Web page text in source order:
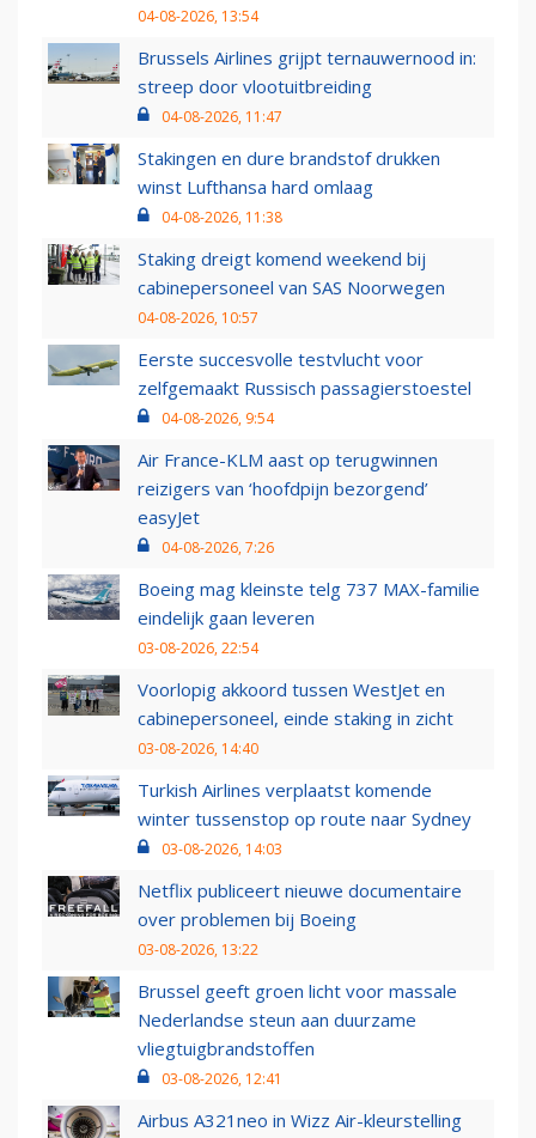
04-08-2026, 13:54
Brussels Airlines grijpt ternauwernood in:
streep door vlootuitbreiding
04-08-2026, 11:47
Stakingen en dure brandstof drukken
winst Lufthansa hard omlaag
04-08-2026, 11:38
Staking dreigt komend weekend bij
cabinepersoneel van SAS Noorwegen
04-08-2026, 10:57
Eerste succesvolle testvlucht voor
zelfgemaakt Russisch passagierstoestel
04-08-2026, 9:54
Air France-KLM aast op terugwinnen
reizigers van ‘hoofdpijn bezorgend’
easyJet
04-08-2026, 7:26
Boeing mag kleinste telg 737 MAX-familie
eindelijk gaan leveren
03-08-2026, 22:54
Voorlopig akkoord tussen WestJet en
cabinepersoneel, einde staking in zicht
03-08-2026, 14:40
Turkish Airlines verplaatst komende
winter tussenstop op route naar Sydney
03-08-2026, 14:03
Netflix publiceert nieuwe documentaire
over problemen bij Boeing
03-08-2026, 13:22
Brussel geeft groen licht voor massale
Nederlandse steun aan duurzame
vliegtuigbrandstoffen
03-08-2026, 12:41
Airbus A321neo in Wizz Air-kleurstelling